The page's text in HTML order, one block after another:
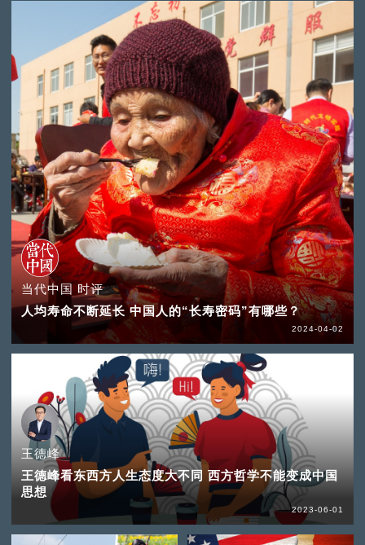
当代中国 时评
人均寿命不断延长 中国人的“长寿密码”有哪些？
2024-04-02
王德峰
王德峰看东西方人生态度大不同 西方哲学不能变成中国
思想
2023-06-01